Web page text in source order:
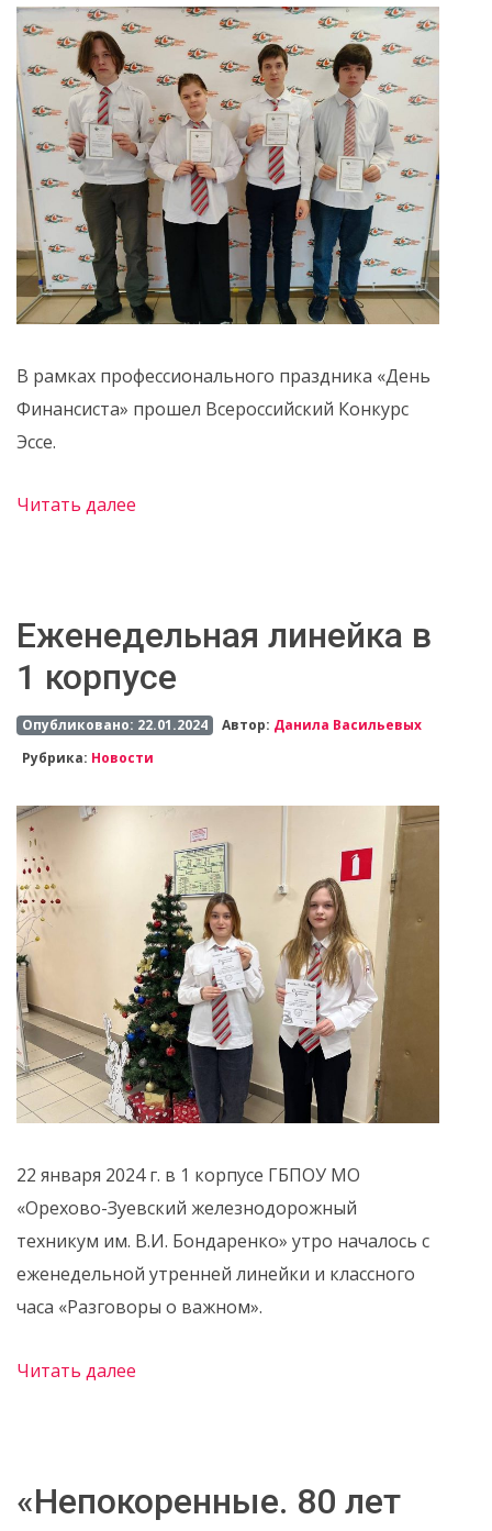
В рамках профессионального праздника «День
Финансиста» прошел Всероссийский Конкурс
Эссе.
Читать далее
Еженедельная линейка в
1 корпусе
Опубликовано: 22.01.2024 Автор: Данила Васильевых
Рубрика: Новости
22 января 2024 г. в 1 корпусе ГБПОУ МО
«Орехово-Зуевский железнодорожный
техникум им. В.И. Бондаренко» утро началось с
еженедельной утренней линейки и классного
часа «Разговоры о важном».
Читать далее
«Непокоренные. 80 лет